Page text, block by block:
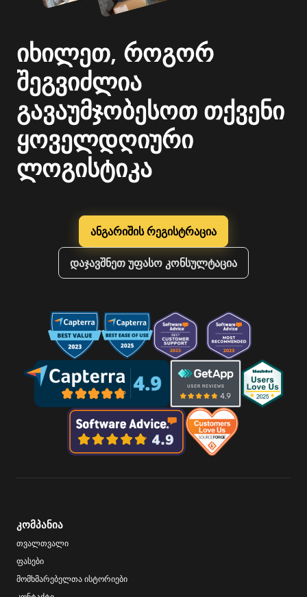
იხილეთ, როგორ
შეგვიძლია
გავაუმჯობესოთ თქვენი
ყოველდღიური
ლოგისტიკა
ანგარიშის რეგისტრაცია
დაჯავშნეთ უფასო კონსულტაცია
კომპანია
თვალთვალი
ფასები
მომხმარებელთა ისტორიები